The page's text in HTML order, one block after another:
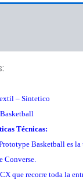
– Sintetico
Técnicas:
Basketball es
Converse.
que recorre toda la